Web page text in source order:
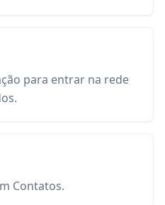
para entrar na rede
Contatos.